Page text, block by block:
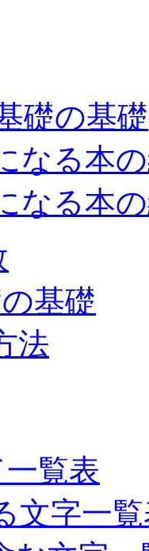
礎の基礎
なる本
なる本
基礎
法
覧表
文字一